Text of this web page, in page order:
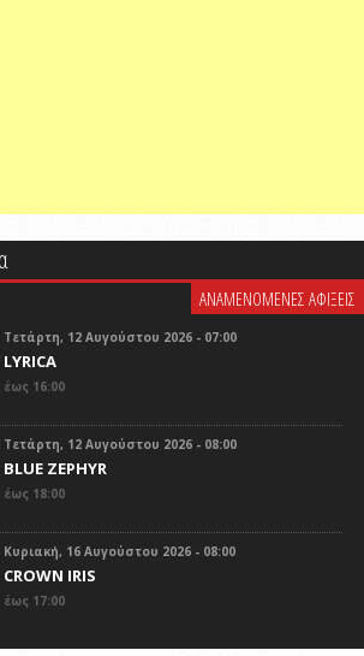
ΑΝΑΜΕΝΟΜΕΝΕΣ ΑΦΙΞΕΙΣ
Τετάρτη, 12 Αυγούστου 2026 - 07:00
LYRICA
έως 16:00
Τετάρτη, 12 Αυγούστου 2026 - 08:00
BLUE ZEPHYR
έως 18:00
Κυριακή, 16 Αυγούστου 2026 - 08:00
CROWN IRIS
έως 17:00